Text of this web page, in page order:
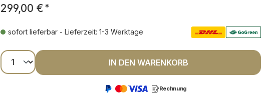
299,00 € *
sofort lieferbar - Lieferzeit: 1-3 Werktage
Produkt Anzahl: Gib den gewünschten Wert
IN DEN WARENKORB
Rechnung